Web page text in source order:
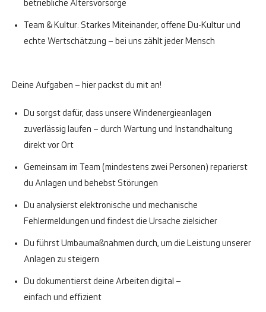
betriebliche Altersvorsorge
Team & Kultur: Starkes Miteinander, offene Du-Kultur und
echte Wertschätzung – bei uns zählt jeder Mensch
Deine Aufgaben – hier packst du mit an!
Du sorgst dafür, dass unsere Windenergieanlagen
zuverlässig laufen – durch Wartung und Instandhaltung
direkt vor Ort
Gemeinsam im Team (mindestens zwei Personen) reparierst
du Anlagen und behebst Störungen
Du analysierst elektronische und mechanische
Fehlermeldungen und findest die Ursache zielsicher
Du führst Umbaumaßnahmen durch, um die Leistung unserer
Anlagen zu steigern
Du dokumentierst deine Arbeiten digital –
einfach und effizient